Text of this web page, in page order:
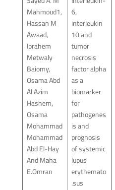
6,
interleukin
10 and
tumor
necrosis
factor alpha
as a
biomarker
for
pathogenes
is and
prognosis
of systemic
lupus
erythemato
sus.
Mahmoud1,
Hassan M
Awaad,
Ibrahem
Metwaly
Baiomy,
Osama Abd
Al Azim
Hashem,
Osama
Mohammad
Mohammad
Abd El-Hay
And Maha
E.Omran